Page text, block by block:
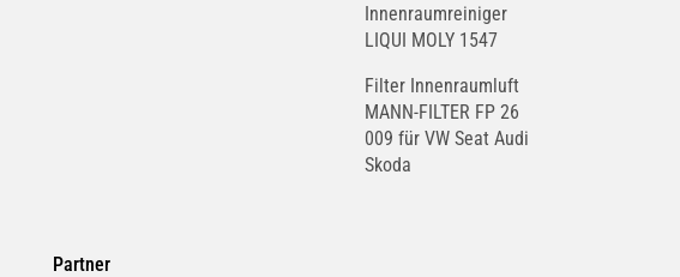
Innenraumreiniger
LIQUI MOLY 1547
Filter Innenraumluft
MANN-FILTER FP 26
009 für VW Seat Audi
Skoda
Partner